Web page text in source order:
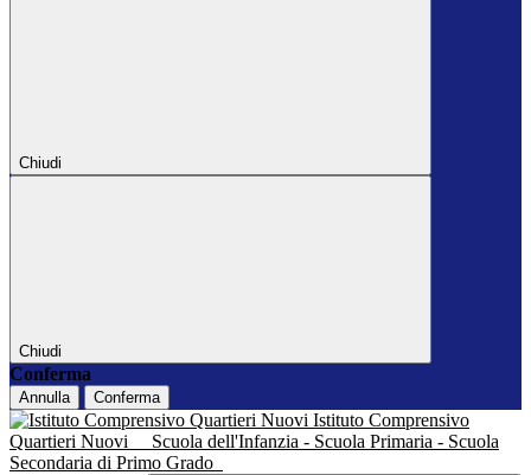
Chiudi
Chiudi
Conferma
Annulla Conferma
Istituto Comprensivo
Quartieri Nuovi
Scuola dell'Infanzia - Scuola Primaria - Scuola
Secondaria di Primo Grado